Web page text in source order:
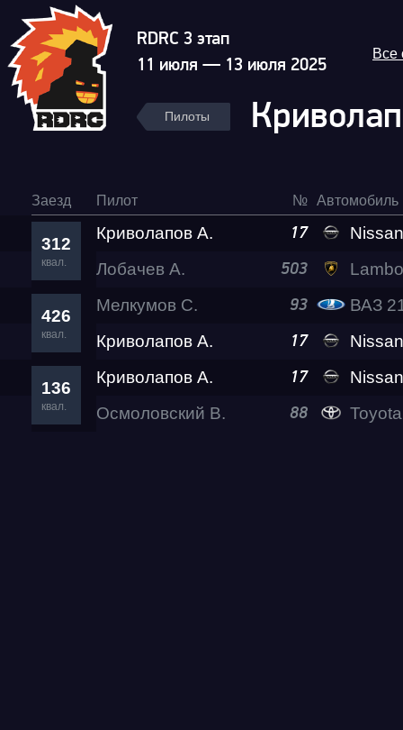
RDRC 3 этап
11 июля — 13 июля 2025
Все
Пилоты
Заезд Пилот № Автомобиль
312
квал.
Криволапов А. 17
Лобачев А.
503 Lamborghini
426
квал.
Мелкумов С. 93
ВАЗ
Криволапов А.
17
136
квал.
Криволапов А. 17
Осмоловский В.
88